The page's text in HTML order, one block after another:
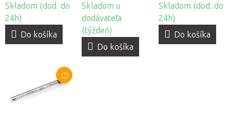
Skladom (dod. do
24h)
Do košíka
Skladom u
dodávateľa
(týždeň)
Do košíka
Skladom (dod. do
24h)
Do košíka